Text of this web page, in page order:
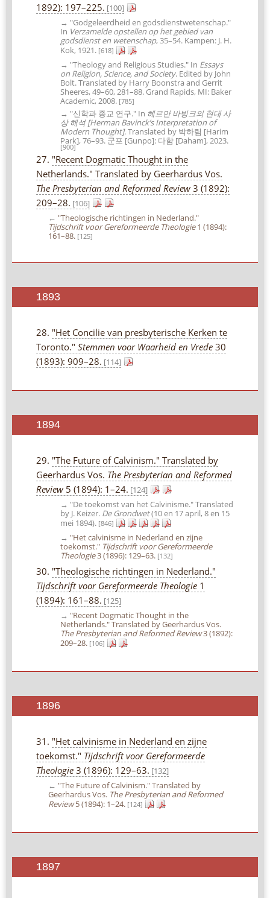
1892): 197–225. [100]
→ "Godgeleerdheid en godsdienstwetenschap."
In Verzamelde opstellen op het gebied van
godsdienst en wetenschap, 35–54. Kampen: J. H.
Kok, 1921. [618]
→ "Theology and Religious Studies." In Essays
on Religion, Science, and Society. Edited by John
Bolt. Translated by Harry Boonstra and Gerrit
Sheeres, 49–60, 281–88. Grand Rapids, MI: Baker
Academic, 2008. [785]
→ "신학과 종교 연구." In 헤르만 바빙크의 현대 사
상 해석 [Herman Bavinck’s Interpretation of
Modern Thought]. Translated by 박하림 [Harim
Park], 76–93. 군포 [Gunpo]: 다함 [Daham], 2023.
[900]
27. "Recent Dogmatic Thought in the
Netherlands." Translated by Geerhardus Vos.
The Presbyterian and Reformed Review 3 (1892):
209–28. [106]
← "Theologische richtingen in Nederland."
Tijdschrift voor Gereformeerde Theologie1 (1894):
161–88. [125]
1893
28. "Het Concilie van presbyterische Kerken te
Toronto." Stemmen voor Waarheid en Vrede 30
(1893): 909–28. [114]
1894
29. "The Future of Calvinism." Translated by
Geerhardus Vos. The Presbyterian and Reformed
Review 5 (1894): 1–24. [124]
→ "De toekomst van het Calvinisme." Translated
by J. Keizer. De Grondwet(10 en 17 april, 8 en 15
mei 1894). [846]
→ "Het calvinisme in Nederland en zijne
toekomst." Tijdschrift voor Gereformeerde
Theologie3 (1896): 129–63. [132]
30. "Theologische richtingen in Nederland."
Tijdschrift voor Gereformeerde Theologie 1
(1894): 161–88. [125]
→ "Recent Dogmatic Thought in the
Netherlands." Translated by Geerhardus Vos.
The Presbyterian and Reformed Review3 (1892):
209–28. [106]
1896
31. "Het calvinisme in Nederland en zijne
toekomst." Tijdschrift voor Gereformeerde
Theologie 3 (1896): 129–63. [132]
← "The Future of Calvinism." Translated by
Geerhardus Vos. The Presbyterian and Reformed
Review5 (1894): 1–24. [124]
1897